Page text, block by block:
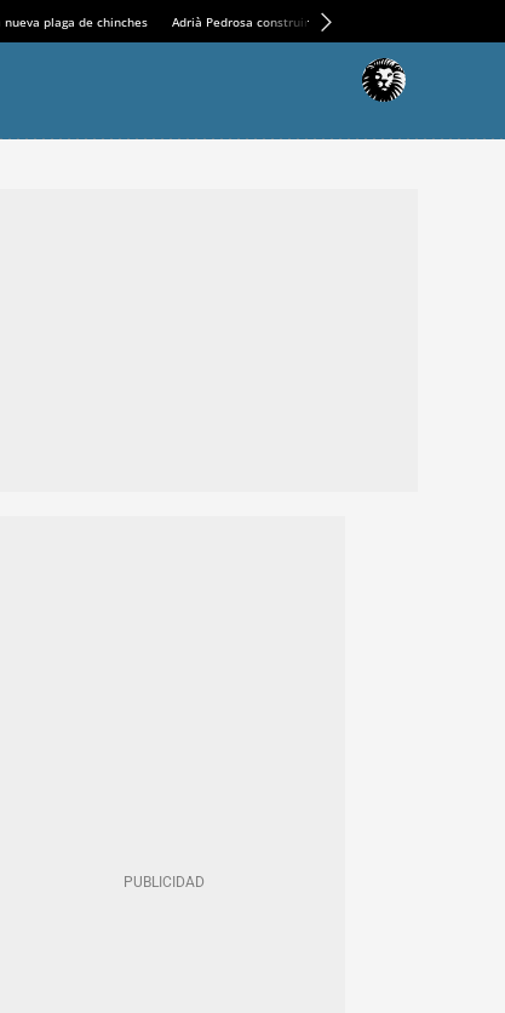
nueva plaga de chinches Adrià Pedrosa construirá la nueva residencia en el